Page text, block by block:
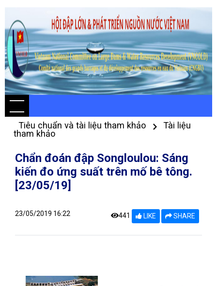
Tiêu chuẩn và tài liệu tham khảo
Tài liệu
tham khảo
Chẩn đoán đập Songloulou: Sáng
kiến đo ứng suất trên mố bê tông.
[23/05/19]
23/05/2019 16:22 441 LIKE SHARE